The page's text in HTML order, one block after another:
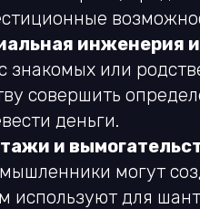
инженерия
знакомых или
совершить
деньги.
и
могут
используют для